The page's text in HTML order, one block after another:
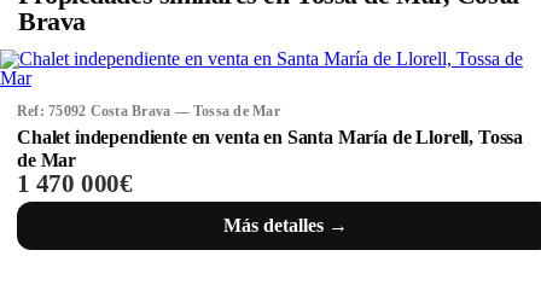
Brava
Ref: 75092 Costa Brava — Tossa de Mar
Chalet independiente en venta en Santa María de Llorell, Tossa
de Mar
1 470 000€
Más detalles →